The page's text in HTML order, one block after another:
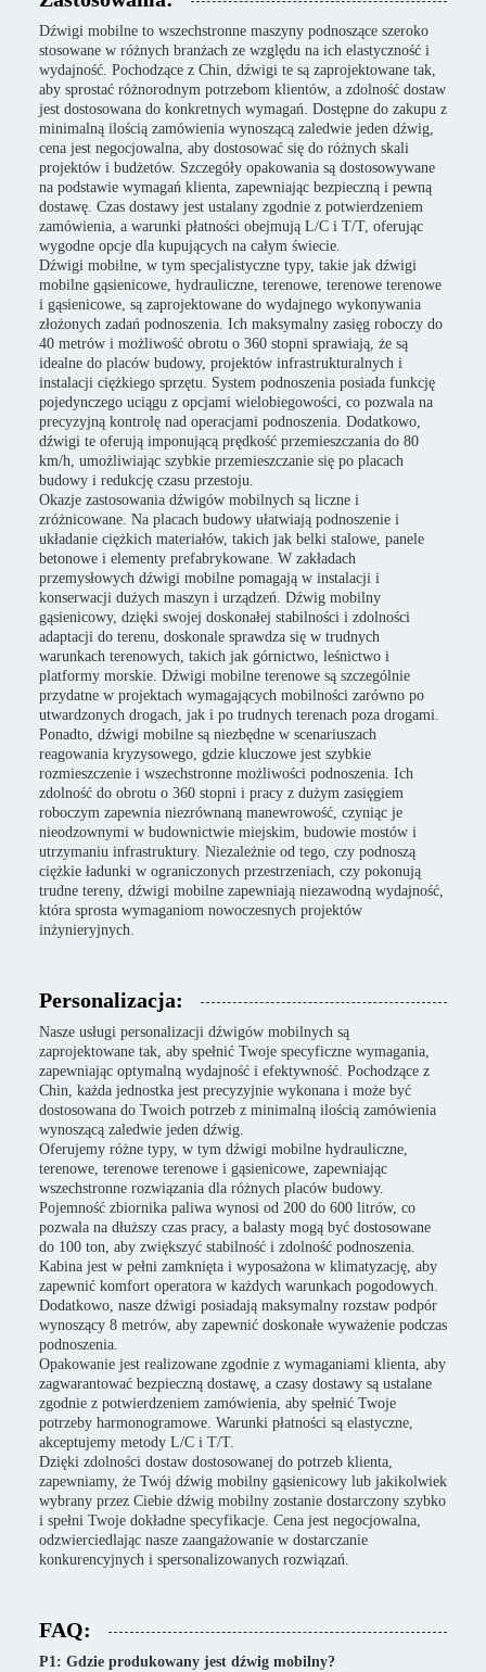
Dźwigi mobilne to wszechstronne maszyny podnoszące szeroko
stosowane w różnych branżach ze względu na ich elastyczność i
wydajność. Pochodzące z Chin, dźwigi te są zaprojektowane tak,
aby sprostać różnorodnym potrzebom klientów, a zdolność dostaw
jest dostosowana do konkretnych wymagań. Dostępne do zakupu z
minimalną ilością zamówienia wynoszącą zaledwie jeden dźwig,
cena jest negocjowalna, aby dostosować się do różnych skali
projektów i budżetów. Szczegóły opakowania są dostosowywane
na podstawie wymagań klienta, zapewniając bezpieczną i pewną
dostawę. Czas dostawy jest ustalany zgodnie z potwierdzeniem
zamówienia, a warunki płatności obejmują L/C i T/T, oferując
wygodne opcje dla kupujących na całym świecie.
Dźwigi mobilne, w tym specjalistyczne typy, takie jak dźwigi
mobilne gąsienicowe, hydrauliczne, terenowe, terenowe terenowe
i gąsienicowe, są zaprojektowane do wydajnego wykonywania
złożonych zadań podnoszenia. Ich maksymalny zasięg roboczy do
40 metrów i możliwość obrotu o 360 stopni sprawiają, że są
idealne do placów budowy, projektów infrastrukturalnych i
instalacji ciężkiego sprzętu. System podnoszenia posiada funkcję
pojedynczego uciągu z opcjami wielobiegowości, co pozwala na
precyzyjną kontrolę nad operacjami podnoszenia. Dodatkowo,
dźwigi te oferują imponującą prędkość przemieszczania do 80
km/h, umożliwiając szybkie przemieszczanie się po placach
budowy i redukcję czasu przestoju.
Okazje zastosowania dźwigów mobilnych są liczne i
zróżnicowane. Na placach budowy ułatwiają podnoszenie i
układanie ciężkich materiałów, takich jak belki stalowe, panele
betonowe i elementy prefabrykowane. W zakładach
przemysłowych dźwigi mobilne pomagają w instalacji i
konserwacji dużych maszyn i urządzeń. Dźwig mobilny
gąsienicowy, dzięki swojej doskonałej stabilności i zdolności
adaptacji do terenu, doskonale sprawdza się w trudnych
warunkach terenowych, takich jak górnictwo, leśnictwo i
platformy morskie. Dźwigi mobilne terenowe są szczególnie
przydatne w projektach wymagających mobilności zarówno po
utwardzonych drogach, jak i po trudnych terenach poza drogami.
Ponadto, dźwigi mobilne są niezbędne w scenariuszach
reagowania kryzysowego, gdzie kluczowe jest szybkie
rozmieszczenie i wszechstronne możliwości podnoszenia. Ich
zdolność do obrotu o 360 stopni i pracy z dużym zasięgiem
roboczym zapewnia niezrównaną manewrowość, czyniąc je
nieodzownymi w budownictwie miejskim, budowie mostów i
utrzymaniu infrastruktury. Niezależnie od tego, czy podnoszą
ciężkie ładunki w ograniczonych przestrzeniach, czy pokonują
trudne tereny, dźwigi mobilne zapewniają niezawodną wydajność,
która sprosta wymaganiom nowoczesnych projektów
inżynieryjnych.
Personalizacja:
Nasze usługi personalizacji dźwigów mobilnych są
zaprojektowane tak, aby spełnić Twoje specyficzne wymagania,
zapewniając optymalną wydajność i efektywność. Pochodzące z
Chin, każda jednostka jest precyzyjnie wykonana i może być
dostosowana do Twoich potrzeb z minimalną ilością zamówienia
wynoszącą zaledwie jeden dźwig.
Oferujemy różne typy, w tym dźwigi mobilne hydrauliczne,
terenowe, terenowe terenowe i gąsienicowe, zapewniając
wszechstronne rozwiązania dla różnych placów budowy.
Pojemność zbiornika paliwa wynosi od 200 do 600 litrów, co
pozwala na dłuższy czas pracy, a balasty mogą być dostosowane
do 100 ton, aby zwiększyć stabilność i zdolność podnoszenia.
Kabina jest w pełni zamknięta i wyposażona w klimatyzację, aby
zapewnić komfort operatora w każdych warunkach pogodowych.
Dodatkowo, nasze dźwigi posiadają maksymalny rozstaw podpór
wynoszący 8 metrów, aby zapewnić doskonałe wyważenie podczas
podnoszenia.
Opakowanie jest realizowane zgodnie z wymaganiami klienta, aby
zagwarantować bezpieczną dostawę, a czasy dostawy są ustalane
zgodnie z potwierdzeniem zamówienia, aby spełnić Twoje
potrzeby harmonogramowe. Warunki płatności są elastyczne,
akceptujemy metody L/C i T/T.
Dzięki zdolności dostaw dostosowanej do potrzeb klienta,
zapewniamy, że Twój dźwig mobilny gąsienicowy lub jakikolwiek
wybrany przez Ciebie dźwig mobilny zostanie dostarczony szybko
i spełni Twoje dokładne specyfikacje. Cena jest negocjowalna,
odzwierciedlając nasze zaangażowanie w dostarczanie
konkurencyjnych i spersonalizowanych rozwiązań.
FAQ:
P1: Gdzie produkowany jest dźwig mobilny?